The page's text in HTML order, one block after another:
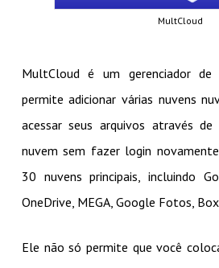
MultCloud
MultCloud é um gerenciador
permite adicionar várias nuvens
acessar seus arquivos através
nuvem sem fazer login
30 nuvens principais, incluindo
OneDrive, MEGA, Google Fotos,
Ele não só permite que você